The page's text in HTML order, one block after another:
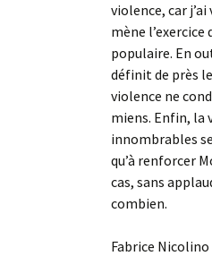
violence, car
mène l’exercice
populaire. En
définit de près
violence ne
miens. Enfin, la
innombrables
qu’à renforcer
cas, sans
combien.
Fabrice Nicolino